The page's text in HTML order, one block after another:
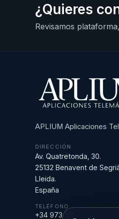
¿Quieres
Revisamos
APLIUM Aplicaciones
DIRECCIÓN
Av. Quatretonda, 30.
25132 Benavent de
Lleida.
España
TELÉFONO
+34 973 18 43 43